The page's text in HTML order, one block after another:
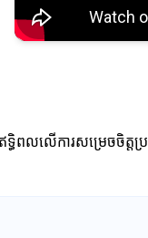
ពលលើការសម្រេចចិត្តប្